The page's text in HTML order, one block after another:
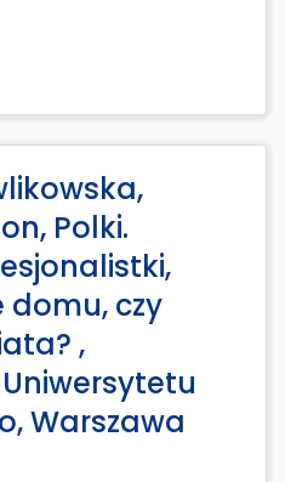
Polki.
domu, czy
,
Warszawa